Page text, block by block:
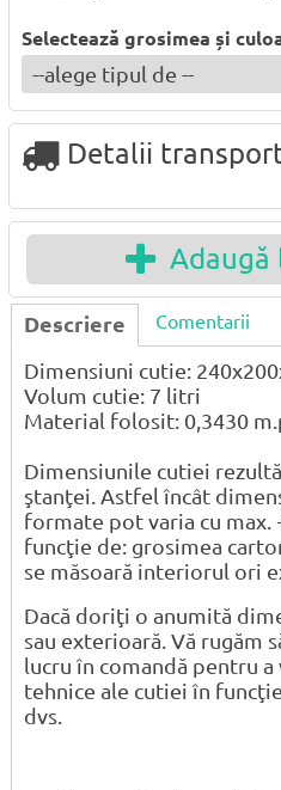
Selectează grosimea și
Detalii
Adaugă
Descriere Comentarii
Dimensiuni cutie:
Volum cutie: 7 litri
Material folosit: 0,3430
Dimensiunile cutiei
ştanţei. Astfel încât
formate pot varia cu max.
funcţie de: grosimea
se măsoară interiorul ori
Dacă doriţi o anumită
sau exterioară. Vă rugăm
lucru în comandă pentru a
tehnice ale cutiei în
dvs.